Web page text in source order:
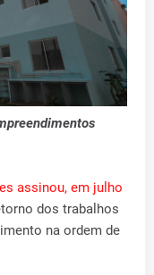
assinou, em julho
dos trabalhos
na ordem de